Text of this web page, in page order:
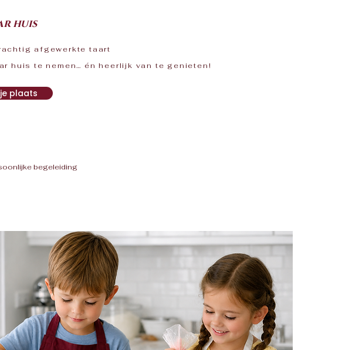
huis
afgewerkte taart
huis te nemen… én heerlijk van te genieten!
plaats
begeleiding